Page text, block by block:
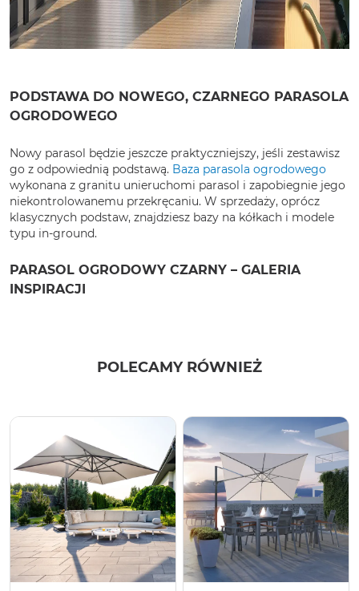
PODSTAWA DO NOWEGO, CZARNEGO PARASOLA
OGRODOWEGO
Nowy parasol będzie jeszcze praktyczniejszy, jeśli zestawisz
go z odpowiednią podstawą. Baza parasola ogrodowego
wykonana z granitu unieruchomi parasol i zapobiegnie jego
niekontrolowanemu przekręcaniu. W sprzedaży, oprócz
klasycznych podstaw, znajdziesz bazy na kółkach i modele
typu in-ground.
PARASOL OGRODOWY CZARNY – GALERIA
INSPIRACJI
POLECAMY RÓWNIEŻ